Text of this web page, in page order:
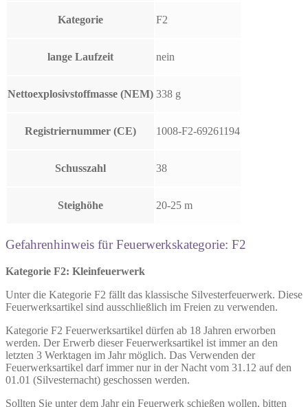
Kategorie F2
lange Laufzeit nein
Nettoexplosivstoffmasse (NEM) 338 g
Registriernummer (CE) 1008-F2-69261194
Schusszahl 38
Steighöhe 20-25 m
Gefahrenhinweis für Feuerwerkskategorie: F2
Kategorie F2: Kleinfeuerwerk
Unter die Kategorie F2 fällt das klassische Silvesterfeuerwerk. Diese
Feuerwerksartikel sind ausschließlich im Freien zu verwenden.
Kategorie F2 Feuerwerksartikel dürfen ab 18 Jahren erworben
werden. Der Erwerb dieser Feuerwerksartikel ist immer an den
letzten 3 Werktagen im Jahr möglich. Das Verwenden der
Feuerwerksartikel darf immer nur in der Nacht vom 31.12 auf den
01.01 (Silvesternacht) geschossen werden.
Sollten Sie unter dem Jahr ein Feuerwerk schießen wollen, bitten